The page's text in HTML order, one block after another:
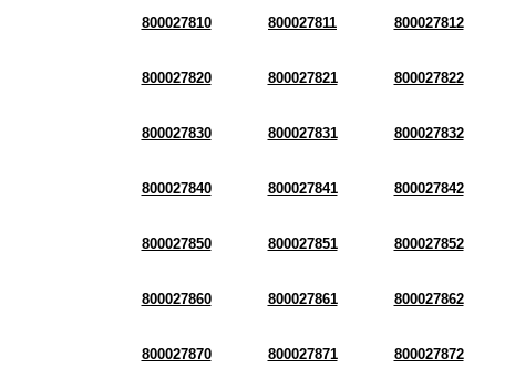
800027810 800027811 800027812
800027820 800027821 800027822
800027830 800027831 800027832
800027840 800027841 800027842
800027850 800027851 800027852
800027860 800027861 800027862
800027870 800027871 800027872